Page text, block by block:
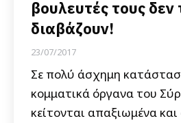
βουλευτές τους δεν
διαβάζουν!
23/07/2017
Σε πολύ άσχημη
κομματικά όργανα του
κείτονται απαξιωμένα και